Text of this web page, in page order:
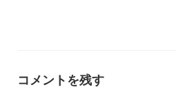
コメントを残す